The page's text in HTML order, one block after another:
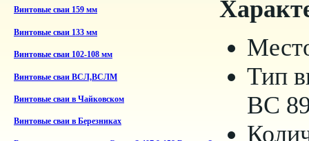
Винтовые сваи 159 мм
Винтовые сваи 133 мм
Винтовые сваи 102-108 мм
Винтовые сваи ВСЛ,ВСЛМ
Винтовые сваи в Чайковском
Винтовые сваи в Березниках
Тип
ВС